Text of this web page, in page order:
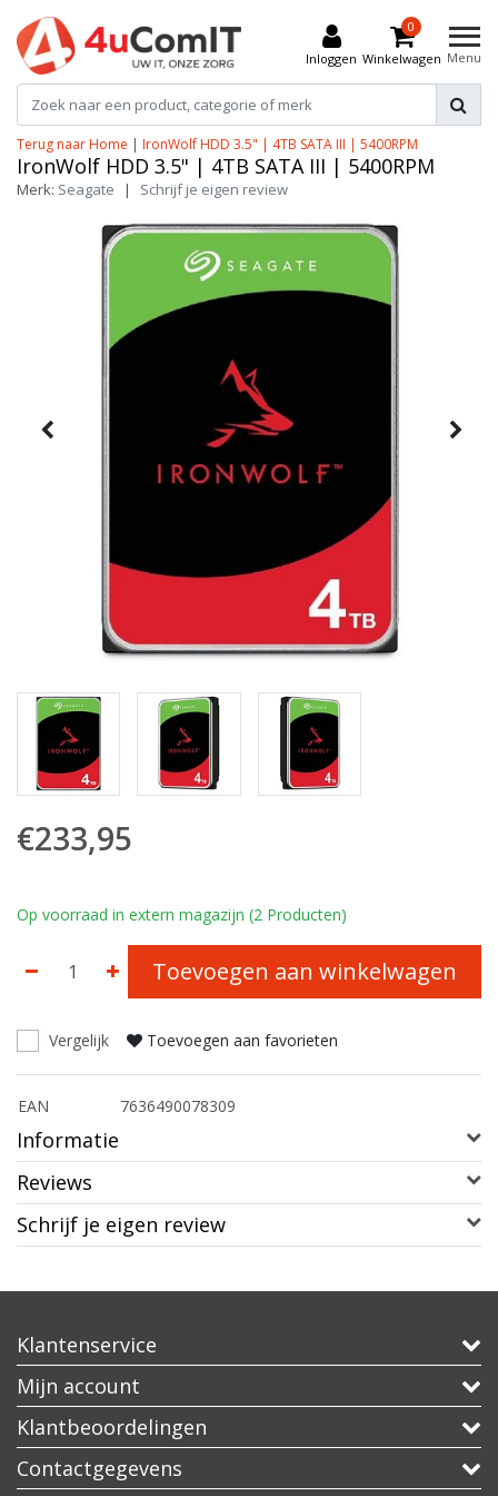
Inloggen
0
Winkelwagen Menu
Terug naar Home | IronWolf HDD 3.5" | 4TB SATA III | 5400RPM
IronWolf HDD 3.5" | 4TB SATA III | 5400RPM
Merk: Seagate | Schrijf je eigen review
€233,95
Op voorraad in extern magazijn (2 Producten)
Toevoegen aan winkelwagen
Vergelijk Toevoegen aan favorieten
EAN 7636490078309
Informatie
Reviews
Schrijf je eigen review
Klantenservice
Mijn account
Klantbeoordelingen
Contactgegevens